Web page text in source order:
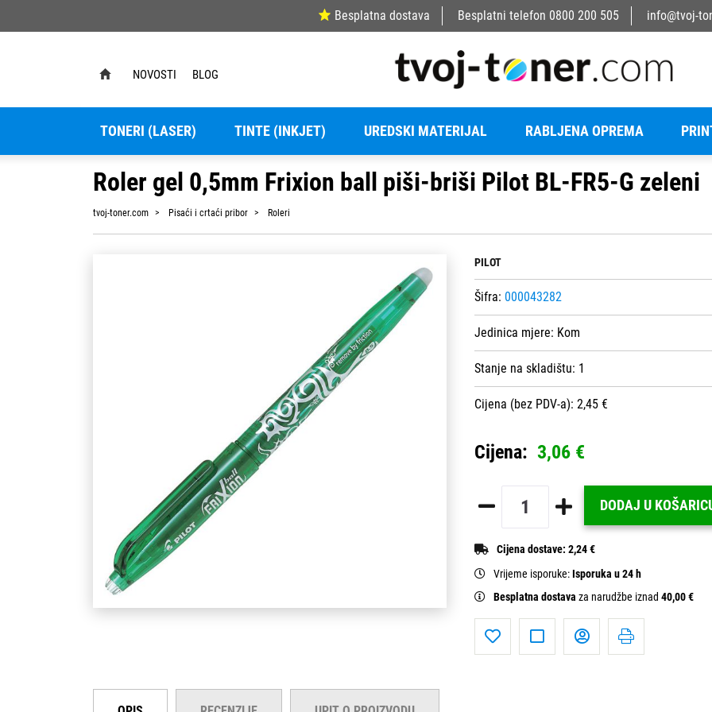
Besplatna dostava Besplatni telefon 0800 200 505 info@tvoj-
NOVOSTI BLOG
TONERI (LASER) TINTE (INKJET) UREDSKI MATERIJAL RABLJENA OPREMA
Roler gel 0,5mm Frixion ball piši-briši Pilot BL-FR5-G zeleni
tvoj-toner.com Pisaći i crtaći pribor Roleri
PILOT
Šifra: 000043282
Jedinica mjere: Kom
Stanje na skladištu: 1
Cijena (bez PDV-a): 2,45 €
Cijena: 3,06 €
DODAJ U
Cijena dostave: 2,24 €
Vrijeme isporuke:Isporuka u 24 h
Besplatna dostava za narudžbe iznad 40,00 €